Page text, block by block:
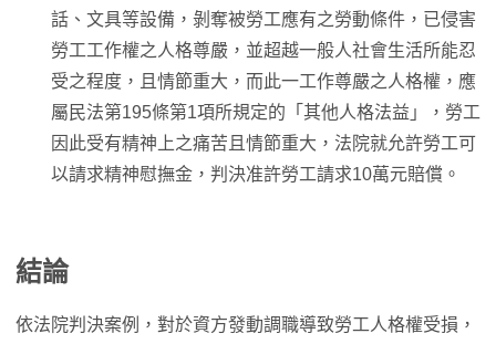
話、文具等設備，剝奪被勞工應有之勞動條件，已侵害
勞工工作權之人格尊嚴，並超越一般人社會生活所能忍
受之程度，且情節重大，而此一工作尊嚴之人格權，應
屬民法第195條第1項所規定的「其他人格法益」，勞工
因此受有精神上之痛苦且情節重大，法院就允許勞工可
以請求精神慰撫金，判決准許勞工請求10萬元賠償。
結論
依法院判決案例，對於資方發動調職導致勞工人格權受損，